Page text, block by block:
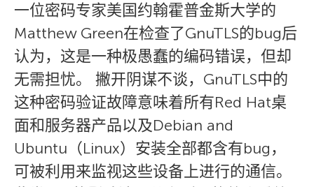
一位密码专家美国约翰霍普金斯大学的
Matthew Green在检查了GnuTLS的bug后
认为，这是一种极愚蠢的编码错误，但却
无需担忧。 撇开阴谋不谈，GnuTLS中的
这种密码验证故障意味着所有Red Hat桌
面和服务器产品以及Debian and
Ubuntu（Linux）安装全部都含有bug，
可被利用来监视这些设备上进行的通信。